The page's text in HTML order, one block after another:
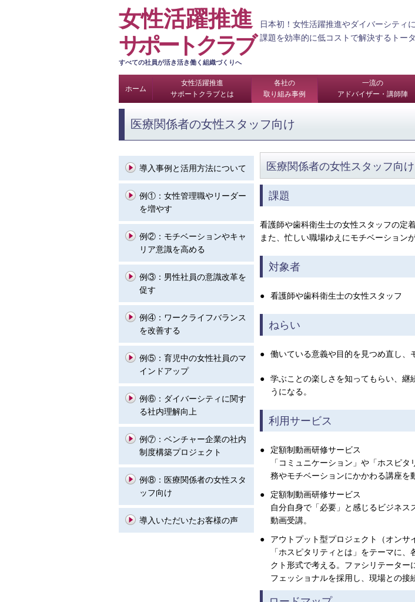
女性活躍推進
サポートクラブ
すべての社員が活き活き働く組織づくりへ
日本初！女性活躍推進やダイバーシティ
課題を効率的に低コストで解決するトー
ホーム
女性活躍推進
サポートクラブとは
各社の
取り組み事例
一流の
アドバイザー・講師陣
医療関係者の女性スタッフ向け
導入事例と活用方法について
例①： 女性管理職やリーダー
を増やす
例②： モチベーションやキャ
リア意識を高める
例③： 男性社員の意識改革を
促す
例④： ワークライフバランス
を改善する
例⑤： 育児中の女性社員のマ
インドアップ
例⑥： ダイバーシティに関す
る社内理解向上
例⑦： ベンチャー企業の社内
制度構築プロジェクト
例⑧： 医療関係者の女性スタ
ッフ向け
導入いただいたお客様の声
医療関係者の女性スタッフ向け
課題
看護師や歯科衛生士の女性スタッフの定着
また、忙しい職場ゆえにモチベーション
対象者
● 看護師や歯科衛生士の女性スタッフ
ねらい
● 働いている意義や目的を見つめ直し、
●
学ぶことの楽しさを知ってもらい、継
うになる。
利用サービス
●
定額制動画研修サービス
「コミュニケーション」や「ホスピ
務やモチベーションにかかわる講座を
●
定額制動画研修サービス
自分自身で「必要」と感じるビジネ
動画受講。
●
アウトプット型プロジェクト（オンサ
「ホスピタリティとは」をテーマに
クト形式で考える。ファシリテーター
フェッショナルを採用し、現場との接